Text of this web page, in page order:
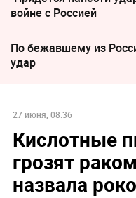
войне с Россией
По бежавшему из
удар
27 июня, 08:36
Кислотные
грозят
назвала